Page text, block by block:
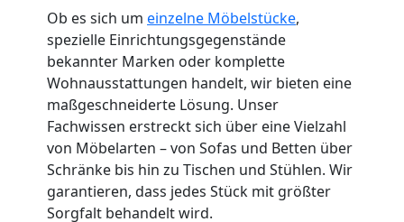
Ob es sich um einzelne Möbelstücke,
spezielle Einrichtungsgegenstände
bekannter Marken oder komplette
Wohnausstattungen handelt, wir bieten eine
maßgeschneiderte Lösung. Unser
Fachwissen erstreckt sich über eine Vielzahl
von Möbelarten – von Sofas und Betten über
Schränke bis hin zu Tischen und Stühlen. Wir
garantieren, dass jedes Stück mit größter
Sorgfalt behandelt wird.
Traun
Kleintransport
Traun